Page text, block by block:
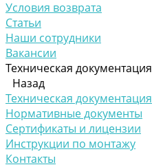
Условия возврата
Статьи
Наши сотрудники
Вакансии
Техническая документация
Назад
Техническая документация
Нормативные документы
Сертификаты и лицензии
Инструкции по монтажу
Контакты